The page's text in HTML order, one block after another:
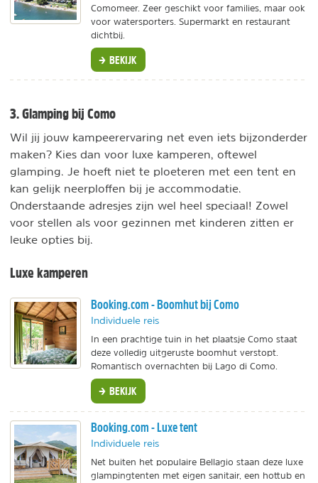
Comomeer. Zeer geschikt voor families, maar ook
voor watersporters. Supermarkt en restaurant
dichtbij.
BEKIJK
3. Glamping bij Como
Wil jij jouw kampeerervaring net even iets bijzonderder
maken? Kies dan voor luxe kamperen, oftewel
glamping. Je hoeft niet te ploeteren met een tent en
kan gelijk neerploffen bij je accommodatie.
Onderstaande adresjes zijn wel heel speciaal! Zowel
voor stellen als voor gezinnen met kinderen zitten er
leuke opties bij.
Luxe kamperen
Booking.com - Boomhut bij Como
Individuele reis
In een prachtige tuin in het plaatsje Como staat
deze volledig uitgeruste boomhut verstopt.
Romantisch overnachten bij Lago di Como.
BEKIJK
Booking.com - Luxe tent
Individuele reis
Net buiten het populaire Bellagio staan deze luxe
glampingtenten met eigen sanitair, een hottub en